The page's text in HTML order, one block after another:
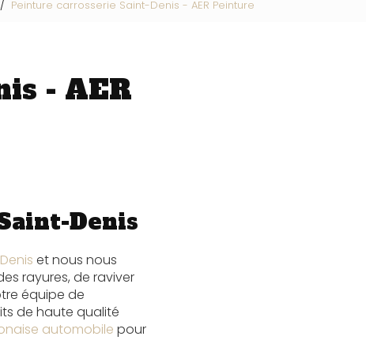
Peinture carrosserie Saint-Denis - AER Peinture
- AER
Denis
et nous nous
rayures, de raviver
équipe de
de haute qualité
automobile pour